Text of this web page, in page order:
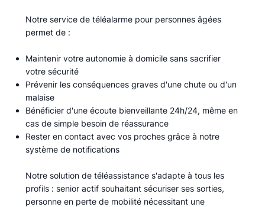
Notre service de téléalarme pour personnes âgées
permet de :​
Maintenir votre autonomie à domicile sans sacrifier
votre sécurité
Prévenir les conséquences graves d'une chute ou d'un
malaise
Bénéficier d'une écoute bienveillante 24h/24, même en
cas de simple besoin de réassurance
Rester en contact avec vos proches grâce à notre
système de notifications
Notre solution de téléassistance s'adapte à tous les
profils : senior actif souhaitant sécuriser ses sorties,
personne en perte de mobilité nécessitant une